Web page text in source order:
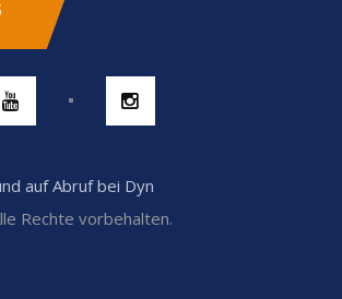
auf Abruf bei Dyn
Rechte vorbehalten.